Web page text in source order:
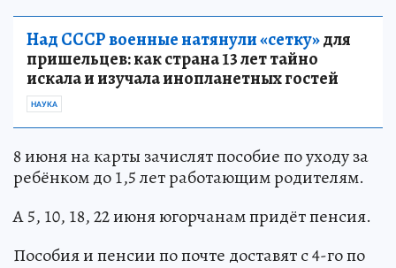
Над СССР военные натянули «сетку»для
пришельцев: как страна 13 лет тайно
искала и изучала инопланетных гостей
НАУКА
8 июня на карты зачислят пособие по уходу за
ребёнком до 1,5 лет работающим родителям.
А 5, 10, 18, 22 июня югорчанам придёт пенсия.
Пособия и пенсии по почте доставят с 4-го по